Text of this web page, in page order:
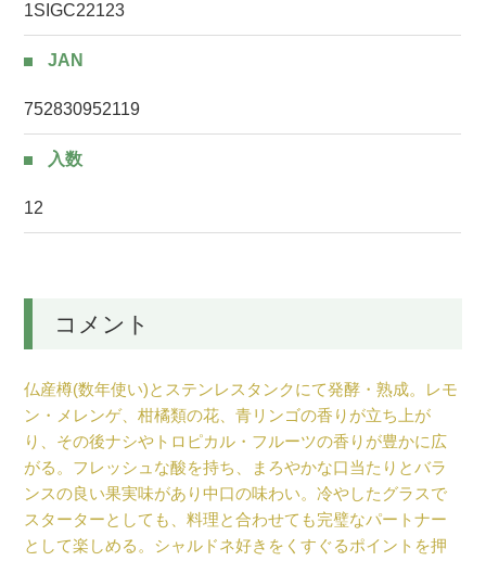
1SIGC22123
JAN
752830952119
入数
12
コメント
仏産樽(数年使い)とステンレスタンクにて発酵・熟成。レモ
ン・メレンゲ、柑橘類の花、青リンゴの香りが立ち上が
り、その後ナシやトロピカル・フルーツの香りが豊かに広
がる。フレッシュな酸を持ち、まろやかな口当たりとバラ
ンスの良い果実味があり中口の味わい。冷やしたグラスで
スターターとしても、料理と合わせても完璧なパートナー
として楽しめる。シャルドネ好きをくすぐるポイントを押